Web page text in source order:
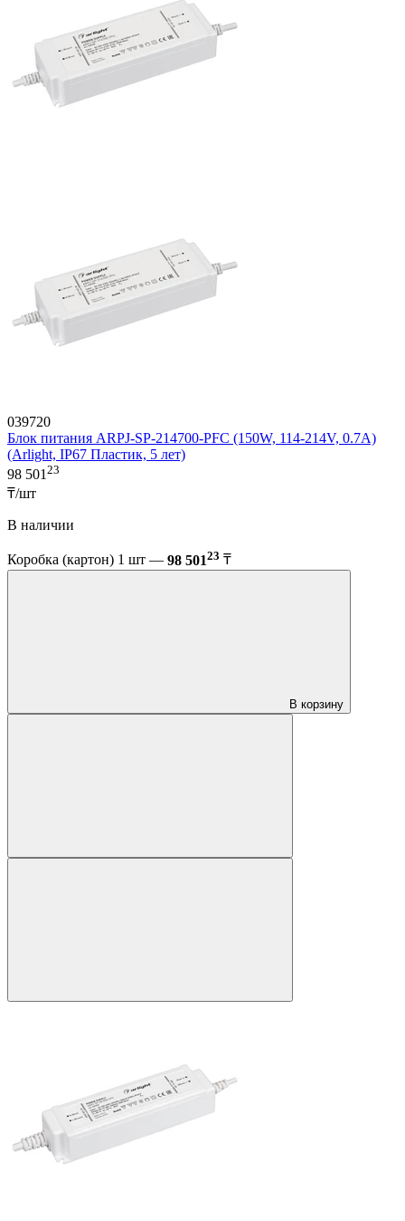
039720
Блок питания ARPJ-SP-214700-PFC (150W, 114-214V, 0.7A)
(Arlight, IP67 Пластик, 5 лет)
98 50123
₸/шт
В наличии
Коробка (картон) 1 шт — 98 50123 ₸
В корзину